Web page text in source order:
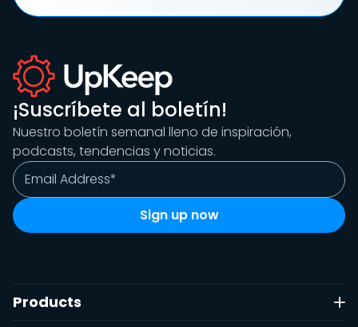
¡Suscríbete al boletín!
Nuestro boletín semanal lleno de inspiración,
podcasts, tendencias y noticias.
Products